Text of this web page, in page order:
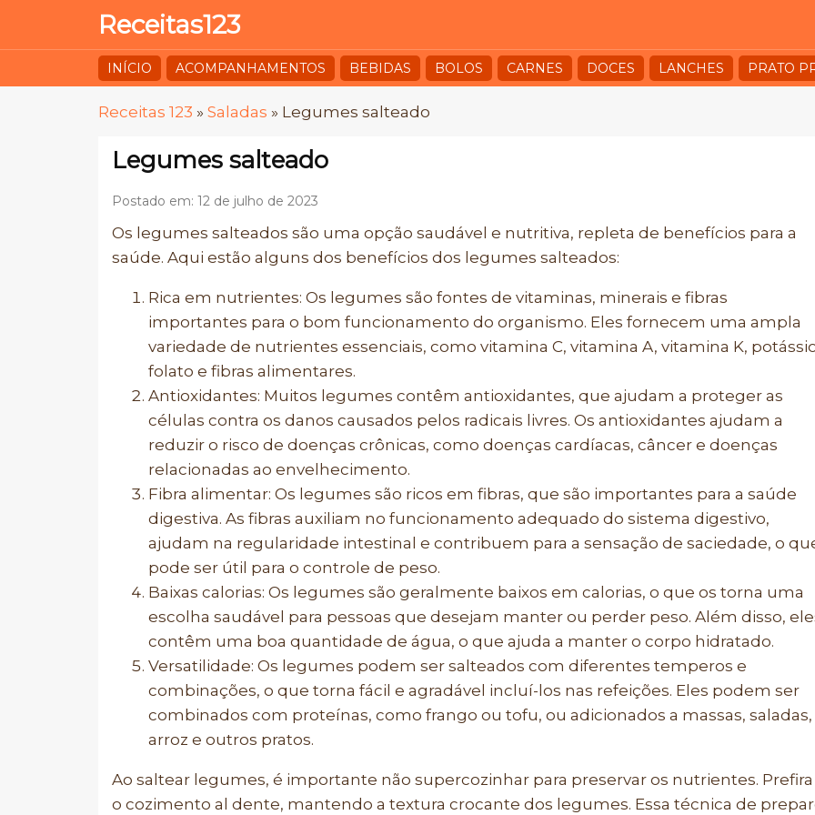
Receitas123
INÍCIO ACOMPANHAMENTOS BEBIDAS BOLOS CARNES DOCES LANCHES PRATO
Receitas 123 » Saladas » Legumes salteado
Legumes salteado
Postado em: 12 de julho de 2023
Os legumes salteados são uma opção saudável e nutritiva, repleta de benefícios para a
saúde. Aqui estão alguns dos benefícios dos legumes salteados:
Rica em nutrientes: Os legumes são fontes de vitaminas, minerais e fibras
importantes para o bom funcionamento do organismo. Eles fornecem uma ampla
variedade de nutrientes essenciais, como vitamina C, vitamina A, vitamina K,
folato e fibras alimentares.
Antioxidantes: Muitos legumes contêm antioxidantes, que ajudam a proteger as
células contra os danos causados pelos radicais livres. Os antioxidantes ajudam a
reduzir o risco de doenças crônicas, como doenças cardíacas, câncer e doenças
relacionadas ao envelhecimento.
Fibra alimentar: Os legumes são ricos em fibras, que são importantes para a saúde
digestiva. As fibras auxiliam no funcionamento adequado do sistema digestivo,
ajudam na regularidade intestinal e contribuem para a sensação de saciedade, o
pode ser útil para o controle de peso.
Baixas calorias: Os legumes são geralmente baixos em calorias, o que os torna uma
escolha saudável para pessoas que desejam manter ou perder peso. Além disso,
contêm uma boa quantidade de água, o que ajuda a manter o corpo hidratado.
Versatilidade: Os legumes podem ser salteados com diferentes temperos e
combinações, o que torna fácil e agradável incluí-los nas refeições. Eles podem ser
combinados com proteínas, como frango ou tofu, ou adicionados a massas, saladas,
arroz e outros pratos.
Ao saltear legumes, é importante não supercozinhar para preservar os nutrientes. Prefira
o cozimento al dente, mantendo a textura crocante dos legumes. Essa técnica de